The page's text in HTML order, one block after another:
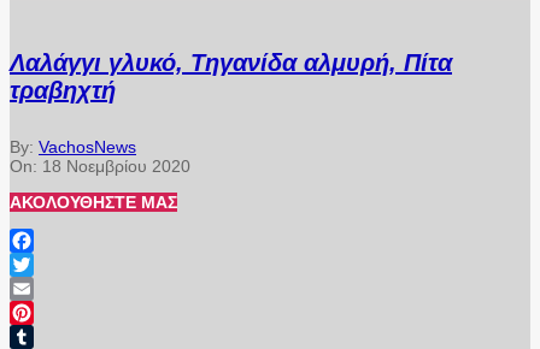
Λαλάγγι γλυκό, Τηγανίδα αλμυρή, Πίτα
τραβηχτή
By: VachosNews
On: 18 Νοεμβρίου 2020
ΑΚΟΛΟΥΘΉΣΤΕ ΜΑΣ
Facebook
Twitter
Email
Pinterest